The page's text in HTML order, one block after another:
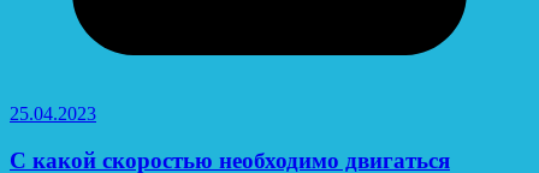
25.04.2023
С какой скоростью необходимо двигаться